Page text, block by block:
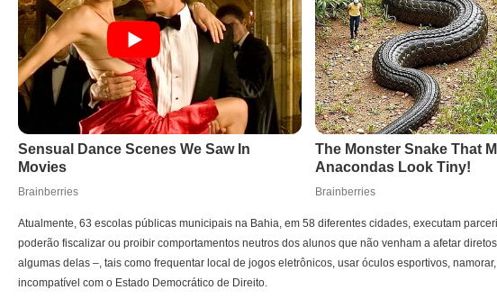
Atualmente, 63 escolas públicas municipais na Bahia, em 58 diferentes cidades, executam
poderão fiscalizar ou proibir comportamentos neutros dos alunos que não venham a afetar
algumas delas –, tais como frequentar local de jogos eletrônicos, usar óculos esportivos,
incompatível com o Estado Democrático de Direito.